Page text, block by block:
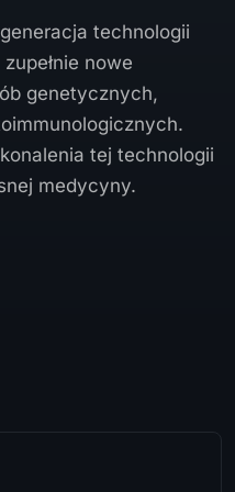
technologii
nowe
genetycznych,
tej technologii
medycyny.